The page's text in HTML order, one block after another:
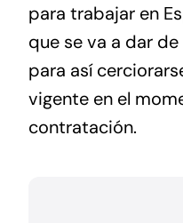
para trabajar en
que se va a dar
para así
vigente en el
contratación.